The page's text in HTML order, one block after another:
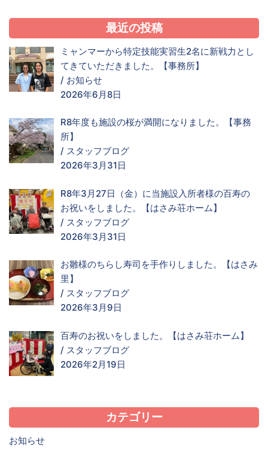
最近の投稿
ミャンマーから特定技能実習生2名に新戦力とし
てきていただきました。【事務所】
/ お知らせ
2026年6月8日
R8年度も施設の桜が満開になりました。【事務
所】
/ スタッフブログ
2026年3月31日
R8年3月27日（金）に当施設入所者様の百寿の
お祝いをしました。【はさみ荘ホーム】
/ スタッフブログ
2026年3月31日
お雛様のちらし寿司を手作りしました。【はさみ
里】
/ スタッフブログ
2026年3月9日
百寿のお祝いをしました。【はさみ荘ホーム】
/ スタッフブログ
2026年2月19日
カテゴリー
お知らせ